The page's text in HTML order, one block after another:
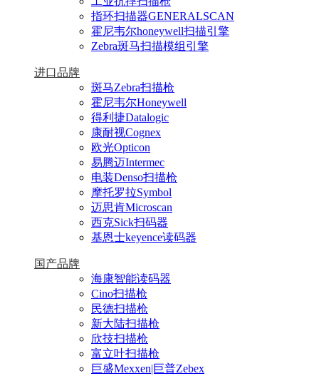
指环扫描器GENERALSCAN
霍尼韦尔honeywell扫描引擎
Zebra斑马扫描模组引擎
进口品牌
斑马Zebra扫描枪
霍尼韦尔Honeywell
得利捷Datalogic
康耐视Cognex
欧光Opticon
易腾迈Intermec
电装Denso扫描枪
摩托罗拉Symbol
迈思肯Microscan
西克Sick扫码器
基恩士keyence读码器
国产品牌
海康智能读码器
Cino扫描枪
民德扫描枪
新大陆扫描枪
欣技扫描枪
富立叶扫描枪
巨盛Mexxen|巨普Zebex